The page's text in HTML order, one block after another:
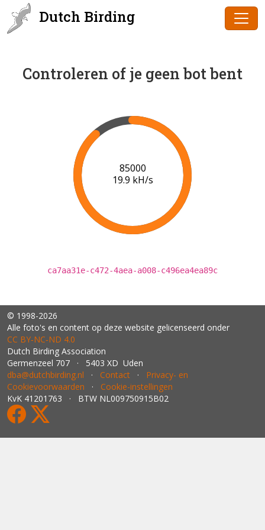
Dutch Birding
Controleren of je geen bot bent
87000
20.0 kH/s
ca7aa31e-c472-4aea-a008-c496ea4ea89c
© 1998-2026
Alle foto's en content op deze website gelicenseerd onder
CC BY‑NC‑ND 4.0
Dutch Birding Association
Germenzeel 707 · 5403 XD Uden
dba@dutchbirding.nl · Contact · Privacy- en
Cookievoorwaarden · Cookie-instellingen
KvK 41201763 · BTW NL009750915B02